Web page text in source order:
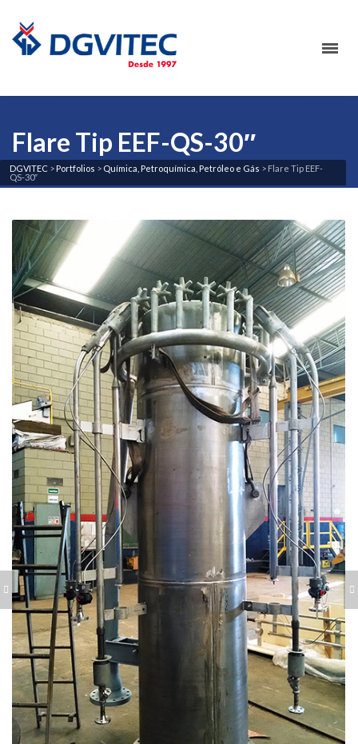
Flare Tip EEF-QS-30″
DGVITEC > Portfolios > Química, Petroquímica, Petróleo e Gás > Flare Tip EEF-
QS-30″
FLARE TIP 12"
DISTRIBUIDOR
INTERNO DE AR DO
SISTEMA DE
DESCARTE DE
CATALISADOR DO
REGENERADOR DA
UFCC